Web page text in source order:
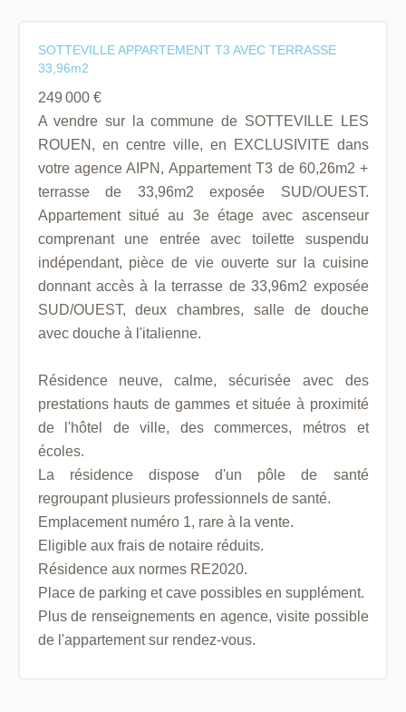
SOTTEVILLE APPARTEMENT T3 AVEC TERRASSE
33,96m2
249 000 €
A vendre sur la commune de SOTTEVILLE LES
ROUEN, en centre ville, en EXCLUSIVITE dans
votre agence AIPN, Appartement T3 de 60,26m2 +
terrasse de 33,96m2 exposée SUD/OUEST.
Appartement situé au 3e étage avec ascenseur
comprenant une entrée avec toilette suspendu
indépendant, pièce de vie ouverte sur la cuisine
donnant accès à la terrasse de 33,96m2 exposée
SUD/OUEST, deux chambres, salle de douche
avec douche à l'italienne.
Résidence neuve, calme, sécurisée avec des
prestations hauts de gammes et située à proximité
de l'hôtel de ville, des commerces, métros et
écoles.
La résidence dispose d'un pôle de santé
regroupant plusieurs professionnels de santé.
Emplacement numéro 1, rare à la vente.
Eligible aux frais de notaire réduits.
Résidence aux normes RE2020.
Place de parking et cave possibles en supplément.
Plus de renseignements en agence, visite possible
de l'appartement sur rendez-vous.